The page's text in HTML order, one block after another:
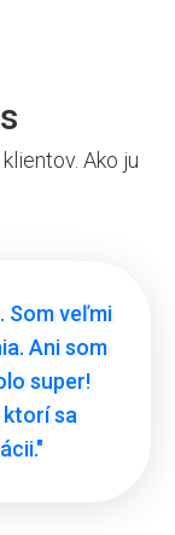
Ako ju
Som veľmi
Ani som
super!
sa